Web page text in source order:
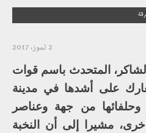
2 تموز، 2017
المتحدث باسم قوات
على أشدها في مدينة
وحلفائها من جهة وعناصر
مشيرا إلى أن النخبة